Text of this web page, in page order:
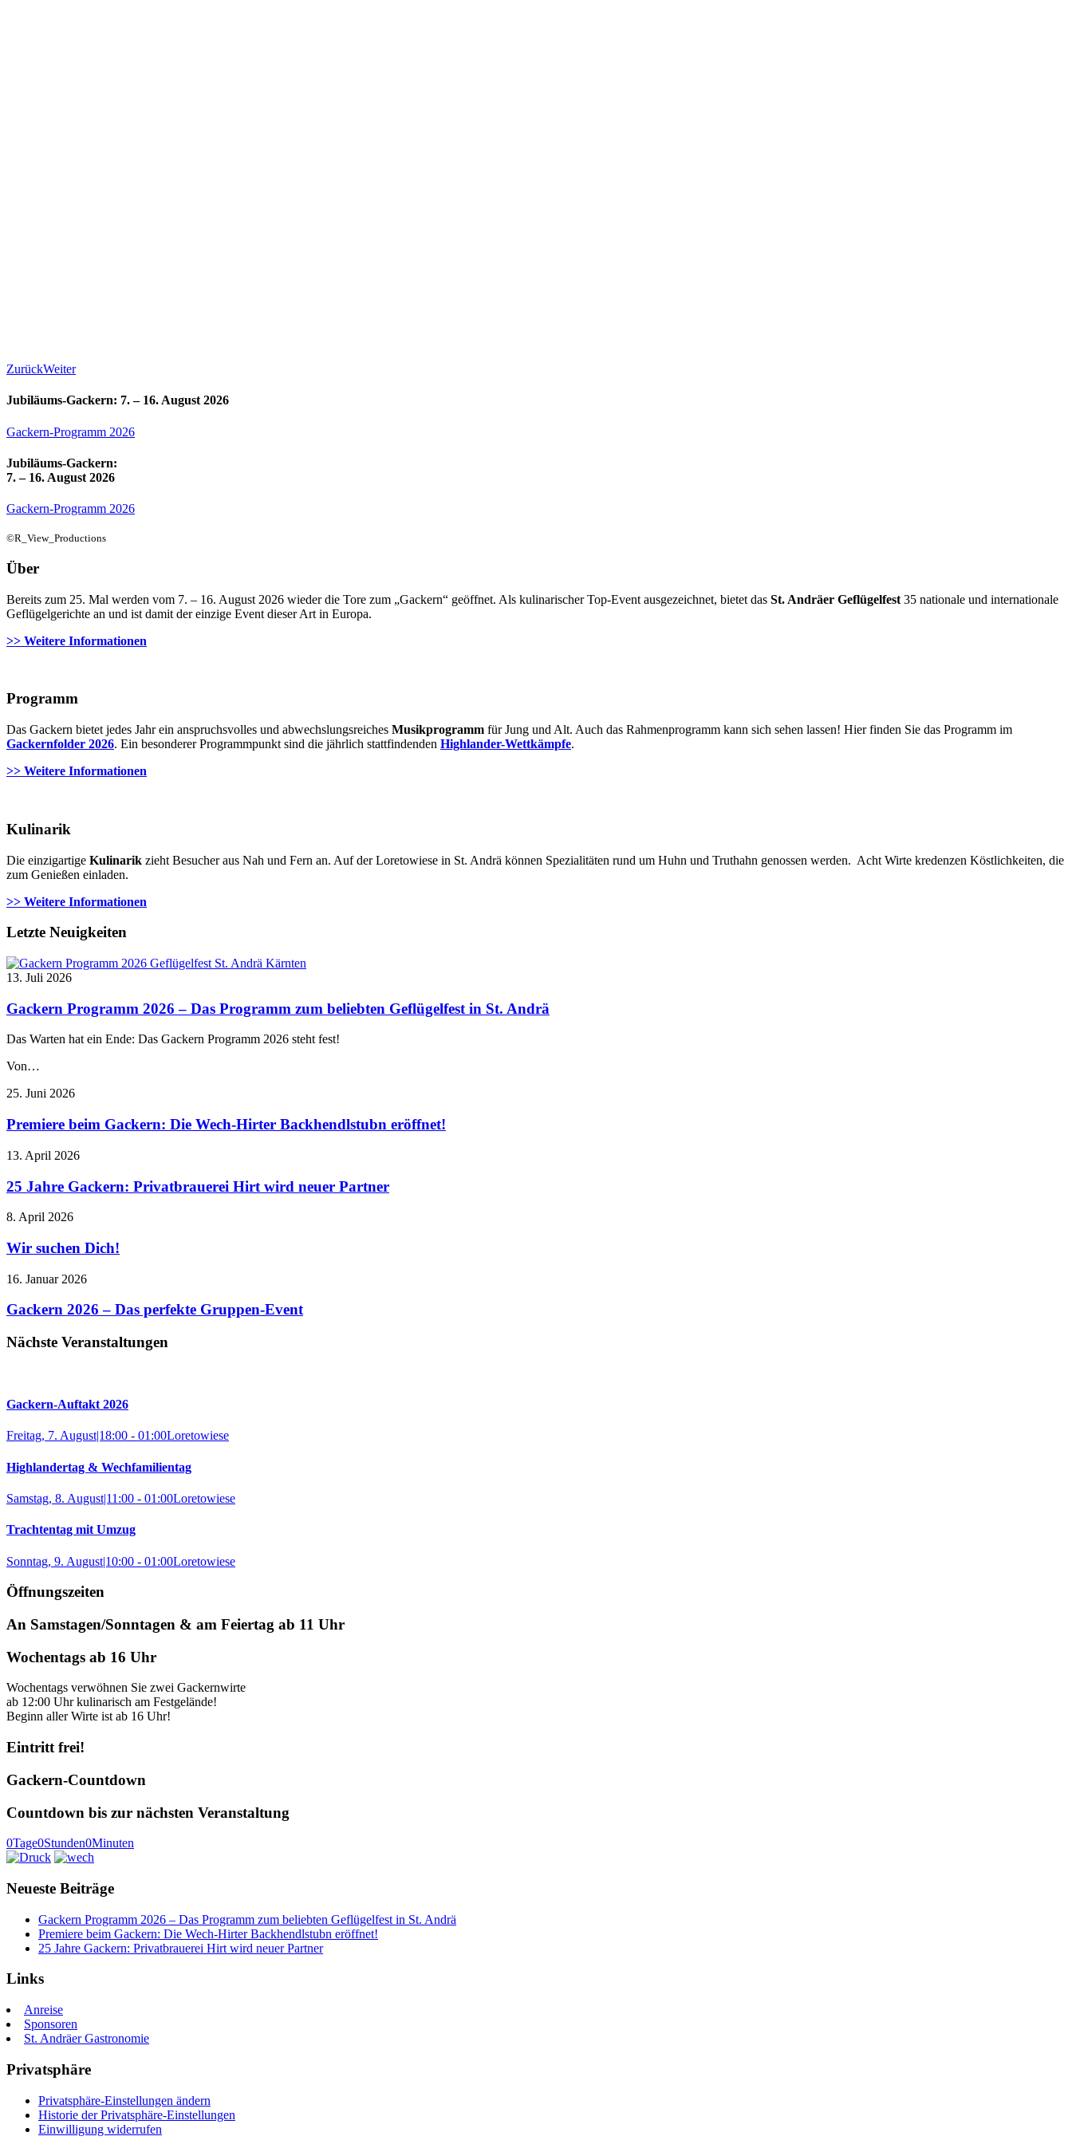
ZurückWeiter
Jubiläums-Gackern: 7. – 16. August 2026
Gackern-Programm 2026
Jubiläums-Gackern:
7. – 16. August 2026
Gackern-Programm 2026
©R_View_Productions
Über
Bereits zum 25. Mal werden vom 7. – 16. August 2026 wieder die Tore zum „Gackern“ geöffnet. Als kulinarischer Top-Event ausgezeichnet, bietet das St. Andräer Geflügelfest 35 nationale und internationale
Geflügelgerichte an und ist damit der einzige Event dieser Art in Europa.
>> Weitere Informationen
Programm
Das Gackern bietet jedes Jahr ein anspruchsvolles und abwechslungsreiches Musikprogramm für Jung und Alt. Auch das Rahmenprogramm kann sich sehen lassen! Hier finden Sie das Programm im
Gackernfolder 2026. Ein besonderer Programmpunkt sind die jährlich stattfindenden Highlander-Wettkämpfe.
>> Weitere Informationen
Kulinarik
Die einzigartige Kulinarik zieht Besucher aus Nah und Fern an. Auf der Loretowiese in St. Andrä können Spezialitäten rund um Huhn und Truthahn genossen werden. Acht Wirte kredenzen Köstlichkeiten, die
zum Genießen einladen.
>> Weitere Informationen
Letzte Neuigkeiten
13. Juli 2026
Gackern Programm 2026 – Das Programm zum beliebten Geflügelfest in St. Andrä
Das Warten hat ein Ende: Das Gackern Programm 2026 steht fest!
Von…
25. Juni 2026
Premiere beim Gackern: Die Wech-Hirter Backhendlstubn eröffnet!
13. April 2026
25 Jahre Gackern: Privatbrauerei Hirt wird neuer Partner
8. April 2026
Wir suchen Dich!
16. Januar 2026
Gackern 2026 – Das perfekte Gruppen-Event
Nächste Veranstaltungen
Gackern-Auftakt 2026
Freitag, 7. August|18:00 - 01:00Loretowiese
Highlandertag & Wechfamilientag
Samstag, 8. August|11:00 - 01:00Loretowiese
Trachtentag mit Umzug
Sonntag, 9. August|10:00 - 01:00Loretowiese
Öffnungszeiten
An Samstagen/Sonntagen & am Feiertag ab 11 Uhr
Wochentags ab 16 Uhr
Wochentags verwöhnen Sie zwei Gackernwirte
ab 12:00 Uhr kulinarisch am Festgelände!
Beginn aller Wirte ist ab 16 Uhr!
Eintritt frei!
Gackern-Countdown
Countdown bis zur nächsten Veranstaltung
0Tage0Stunden0Minuten
Neueste Beiträge
Gackern Programm 2026 – Das Programm zum beliebten Geflügelfest in St. Andrä
Premiere beim Gackern: Die Wech-Hirter Backhendlstubn eröffnet!
25 Jahre Gackern: Privatbrauerei Hirt wird neuer Partner
Links
Anreise
Sponsoren
St. Andräer Gastronomie
Privatsphäre
Privatsphäre-Einstellungen ändern
Historie der Privatsphäre-Einstellungen
Einwilligung widerrufen